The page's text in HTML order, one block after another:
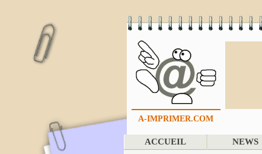
A-IMPRIMER.COM
ACCUEIL NEWS